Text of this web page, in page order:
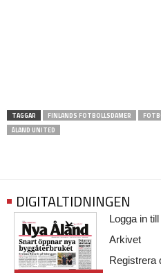
TAGGAR FINLANDS FOTBOLLSDAMER
ÅLAND UNITED
DIGITALTIDNINGEN
Logga in
Arkivet
Registrera